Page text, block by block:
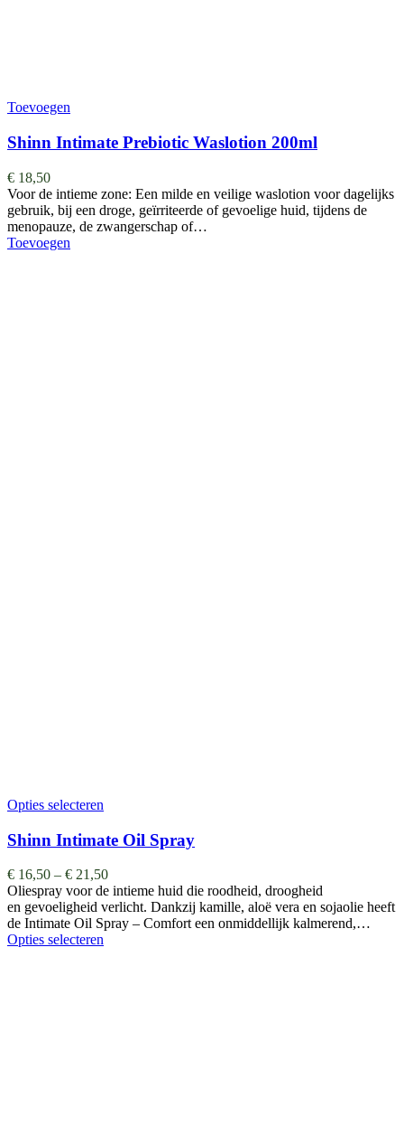
Toevoegen
Shinn Intimate Prebiotic Waslotion 200ml
€ 18,50
Voor de intieme zone: Een milde en veilige waslotion voor dagelijks
gebruik, bij een droge, geïrriteerde of gevoelige huid, tijdens de
menopauze, de zwangerschap of…
Toevoegen
Opties selecteren
Shinn Intimate Oil Spray
€ 16,50 – € 21,50
Oliespray voor de intieme huid die roodheid, droogheid
en gevoeligheid verlicht. Dankzij kamille, aloë vera en sojaolie heeft
de Intimate Oil Spray – Comfort een onmiddellijk kalmerend,…
Opties selecteren